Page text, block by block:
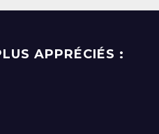
APPRÉCIÉS :